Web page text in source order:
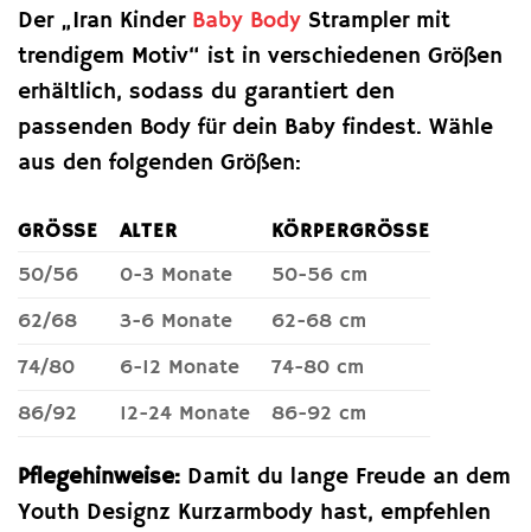
Der „Iran Kinder Baby Body Strampler mit
trendigem Motiv“ ist in verschiedenen Größen
erhältlich, sodass du garantiert den
passenden Body für dein Baby findest. Wähle
aus den folgenden Größen:
GRÖSSE ALTER
KÖRPERGRÖSSE
50/56
0-3 Monate
50-56 cm
62/68
3-6 Monate
62-68 cm
74/80
6-12 Monate
74-80 cm
86/92
12-24 Monate 86-92 cm
Pflegehinweise: Damit du lange Freude an dem
Youth Designz Kurzarmbody hast, empfehlen